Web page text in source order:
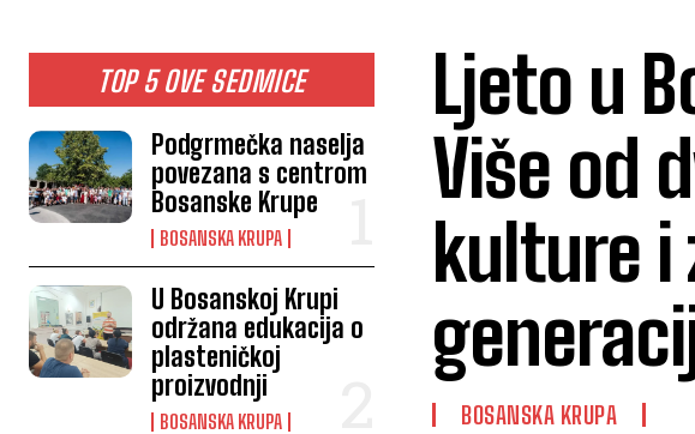
TOP 5 OVE SEDMICE
Podgrmečka naselja
povezana s centrom
Bosanske Krupe
BOSANSKA KRUPA
U Bosanskoj Krupi
održana edukacija o
plasteničkoj
proizvodnji
BOSANSKA KRUPA
Ljeto u
Više od
kulture i
BOSANSKA KRUPA